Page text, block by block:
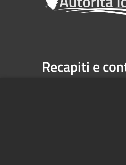
Recapiti e
Casella Postale n.